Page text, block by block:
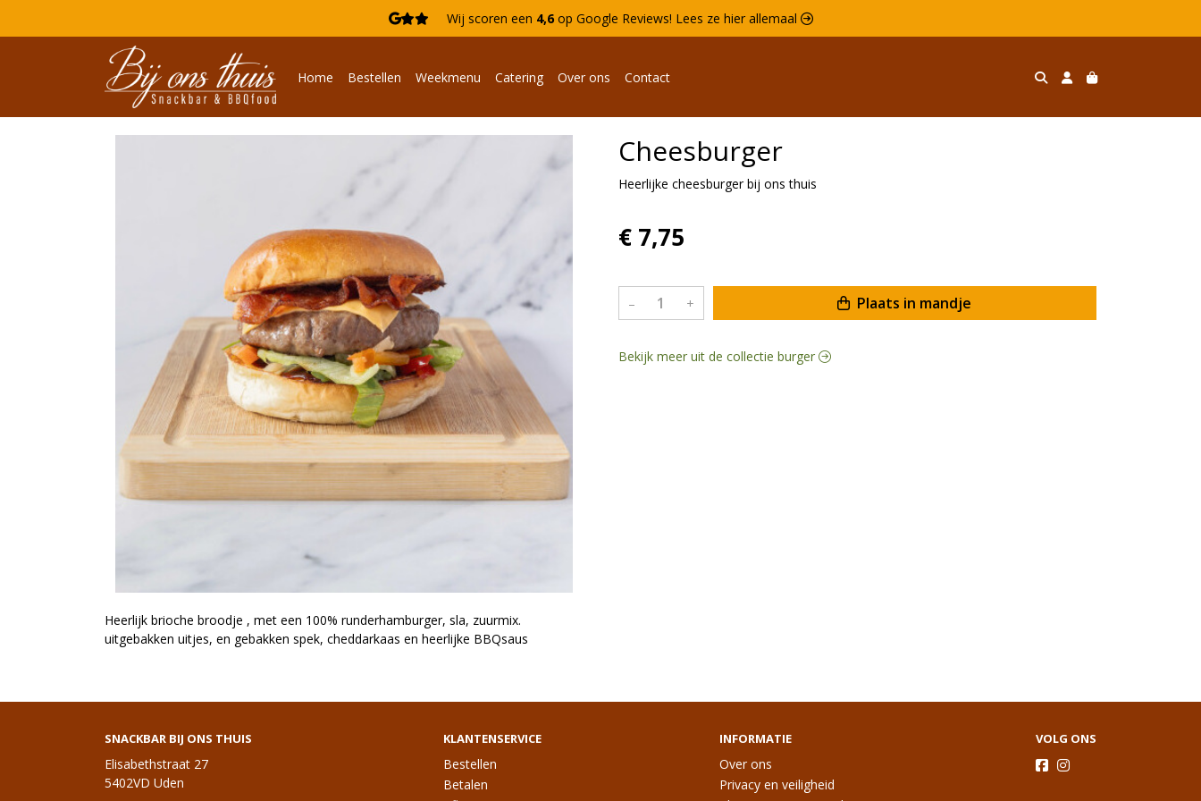
 Wij scoren een 4,6op Google Reviews! Lees ze hier allemaal 
Home Bestellen Weekmenu Catering Over ons Contact
Heerlijk brioche broodje , met een 100% runderhamburger, sla, zuurmix.
uitgebakken uitjes, en gebakken spek, cheddarkaas en heerlijke BBQsaus
Cheesburger
Heerlijke cheesburger bij ons thuis
€ 7,75
– + Plaats in mandje
Bekijk meer uit de collectie burger
SNACKBAR BIJ ONS THUIS
Elisabethstraat 27
5402VD Uden
KLANTENSERVICE
Bestellen
Betalen
INFORMATIE
Over ons
Privacy en veiligheid
VOLG ONS